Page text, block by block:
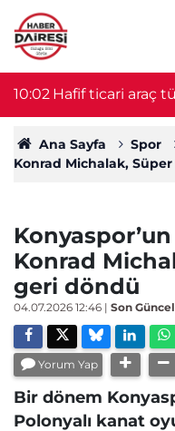
10:02 Hafif ticari araç
yaralı
Ana Sayfa Spor
Konrad Michalak,
Konrad
geri döndü
04.07.2026 12:46 | Son
Yorum Yap
Bir dönem
Polonyalı kanat